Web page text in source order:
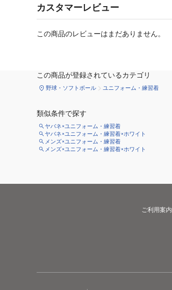
カスタマーレビュー
この商品のレビューはまだありません。
この商品が登録されているカテゴリ
野球・ソフトボール ユニフォーム・練習着
類似条件で探す
ヤバネ×ユニフォーム・練習着
ヤバネ×ユニフォーム・練習着×ホワイト
メンズ×ユニフォーム・練習着
メンズ×ユニフォーム・練習着×ホワイト
ご利用案内